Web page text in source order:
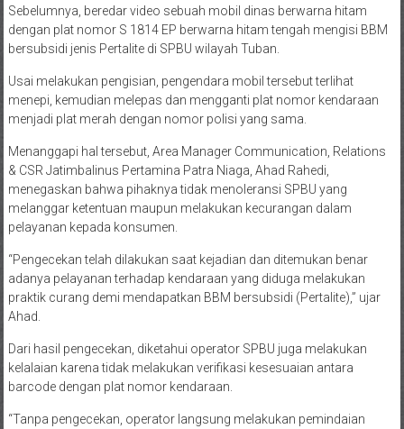
Sebelumnya, beredar video sebuah mobil dinas berwarna hitam
dengan plat nomor S 1814 EP berwarna hitam tengah mengisi BBM
bersubsidi jenis Pertalite di SPBU wilayah Tuban.
Usai melakukan pengisian, pengendara mobil tersebut terlihat
menepi, kemudian melepas dan mengganti plat nomor kendaraan
menjadi plat merah dengan nomor polisi yang sama.
Menanggapi hal tersebut, Area Manager Communication, Relations
& CSR Jatimbalinus Pertamina Patra Niaga, Ahad Rahedi,
menegaskan bahwa pihaknya tidak menoleransi SPBU yang
melanggar ketentuan maupun melakukan kecurangan dalam
pelayanan kepada konsumen.
“Pengecekan telah dilakukan saat kejadian dan ditemukan benar
adanya pelayanan terhadap kendaraan yang diduga melakukan
praktik curang demi mendapatkan BBM bersubsidi (Pertalite),” ujar
Ahad.
Dari hasil pengecekan, diketahui operator SPBU juga melakukan
kelalaian karena tidak melakukan verifikasi kesesuaian antara
barcode dengan plat nomor kendaraan.
“Tanpa pengecekan, operator langsung melakukan pemindaian